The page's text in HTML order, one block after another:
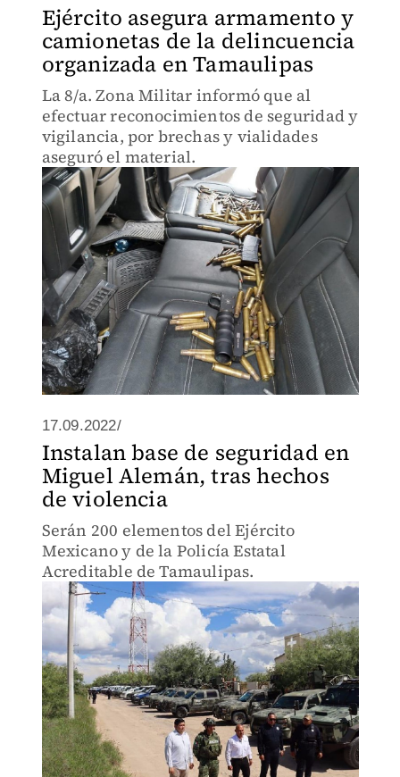
Ejército asegura armamento y
camionetas de la delincuencia
organizada en Tamaulipas
La 8/a. Zona Militar informó que al
efectuar reconocimientos de seguridad y
vigilancia, por brechas y vialidades
aseguró el material.
17.09.2022/
Instalan base de seguridad en
Miguel Alemán, tras hechos
de violencia
Serán 200 elementos del Ejército
Mexicano y de la Policía Estatal
Acreditable de Tamaulipas.